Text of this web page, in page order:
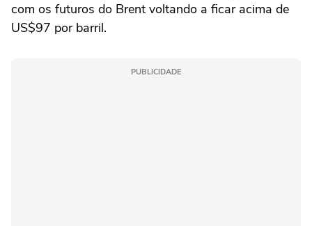
com os futuros do Brent voltando a ficar acima de
US$97 por barril.
PUBLICIDADE